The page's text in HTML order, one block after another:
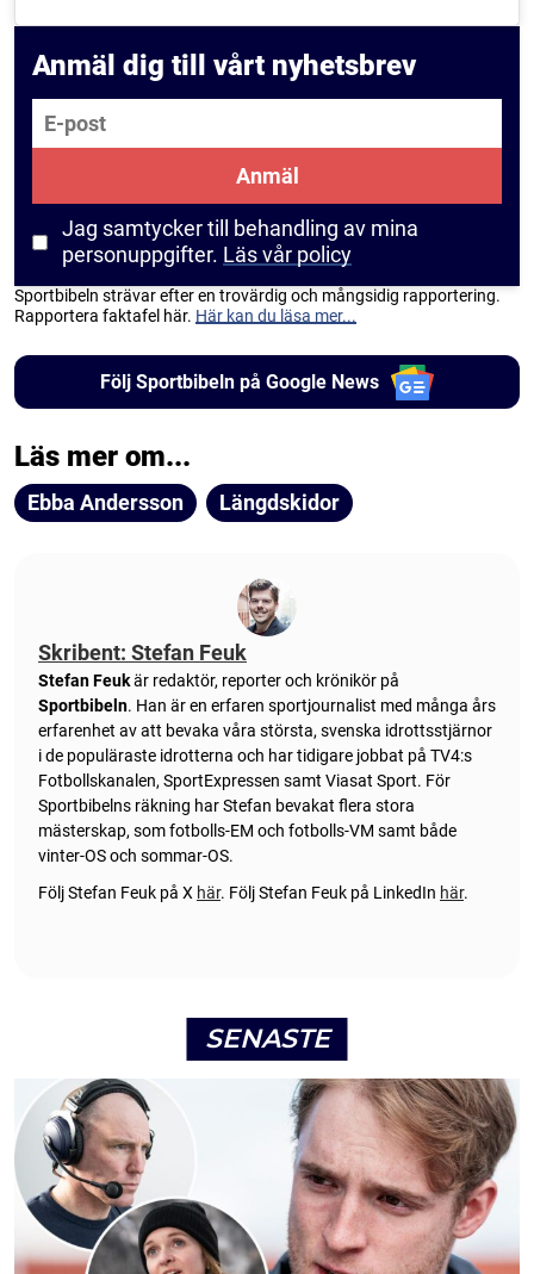
Anmäl dig till vårt nyhetsbrev
E-post
Anmäl
Jag samtycker till behandling av mina
personuppgifter. Läs vår policy
Sportbibeln strävar efter en trovärdig och mångsidig rapportering.
Rapportera faktafel här. Här kan du läsa mer...
Följ Sportbibeln på Google News
Läs mer om...
Ebba Andersson Längdskidor
Skribent: Stefan Feuk
Stefan Feukär redaktör, reporter och krönikör på
Sportbibeln. Han är en erfaren sportjournalist med många års
erfarenhet av att bevaka våra största, svenska idrottsstjärnor
i de populäraste idrotterna och har tidigare jobbat på TV4:s
Fotbollskanalen, SportExpressen samt Viasat Sport. För
Sportbibelns räkning har Stefan bevakat flera stora
mästerskap, som fotbolls-EM och fotbolls-VM samt både
vinter-OS och sommar-OS.
Följ Stefan Feuk på X här. Följ Stefan Feuk på LinkedIn här.
SENASTE